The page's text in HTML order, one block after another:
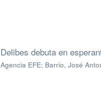
Delibes debuta en
Agencia EFE; Barrio, José